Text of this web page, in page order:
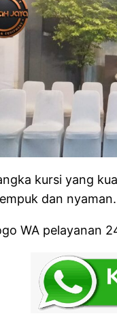
kursi yang
dan nyaman.
WA pelayanan